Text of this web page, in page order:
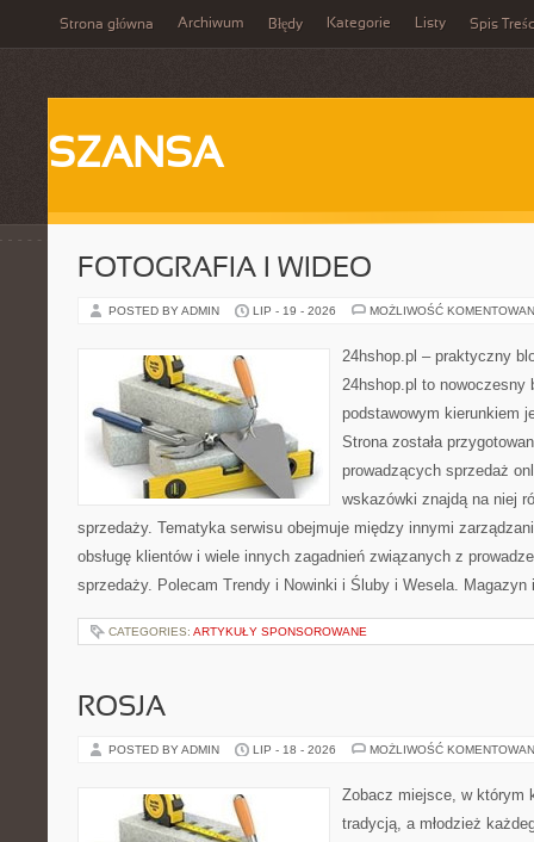
Strona główna Archiwum Błędy Kategorie Listy Spis
SZANSA
FOTOGRAFIA I WIDEO
POSTED BY ADMIN LIP - 19 - 2026 MOŻLIWOŚĆ
24hshop.pl – praktyczny
24hshop.pl to nowoczesny
podstawowym kierunkiem
Strona została
prowadzących sprzedaż
wskazówki znajdą na niej
sprzedaży. Tematyka serwisu obejmuje między innymi
obsługę klientów i wiele innych zagadnień związanych z
sprzedaży. Polecam Trendy i Nowinki i Śluby i Wesela.
CATEGORIES: ARTYKUŁY SPONSOROWANE
ROSJA
POSTED BY ADMIN LIP - 18 - 2026 MOŻLIWOŚĆ
Zobacz miejsce, w którym
tradycją, a młodzież